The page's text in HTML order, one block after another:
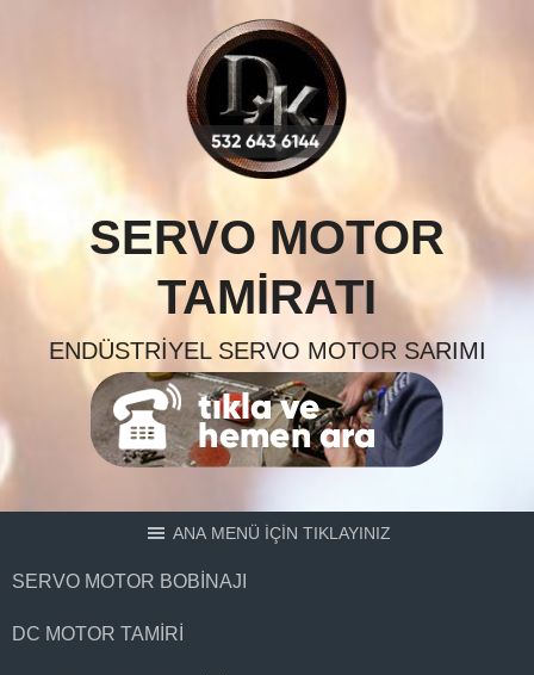
SERVO MOTOR
TAMIRATI
ENDÜSTRIYEL SERVO MOTOR SARIMI
ANA MENÜ İÇİN TIKLAYINIZ
SERVO MOTOR BOBINAJI
DC MOTOR TAMIRI